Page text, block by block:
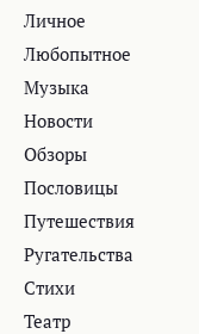
Личное
Любопытное
Музыка
Новости
Обзоры
Пословицы
Путешествия
Ругательства
Стихи
Театр